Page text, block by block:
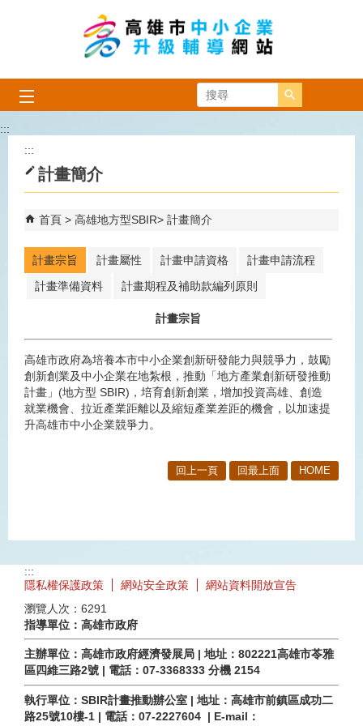
跳到主要內容區塊
搜尋
:::
:::
計畫簡介
首頁 高雄地方型SBIR 計畫簡介
計畫宗旨 計畫屬性 計畫申請資格
計畫申請流程
計畫準備資料
計畫期程及補助款編列原則
計畫宗旨
高雄市政府為培養本市中小企業創新研發能力與競爭力，鼓勵
創新創業及中小企業在地紮根，推動「地方產業創新研發推動
計畫」(地方型 SBIR)，培育創新創業，增加投資高雄、創造
就業機會、拉近產業距離以及縮短產業差距的機會，以加速提
升高雄市中小企業競爭力。
回上一頁 回最上面 HOME
:::
隱私權保護政策
網站安全政策
網站資料開放宣告
瀏覽人次： 6291
指導單位：高雄市政府
主辦單位：高雄市政府經濟發展局 | 地址：802221高雄市苓雅
區四維三路2號 | 電話：07-3368333 分機 2154
執行單位：SBIR計畫推動辦公室 | 地址：高雄市前鎮區成功二
路25號10樓-1 | 電話：07-2227604 | E-mail：